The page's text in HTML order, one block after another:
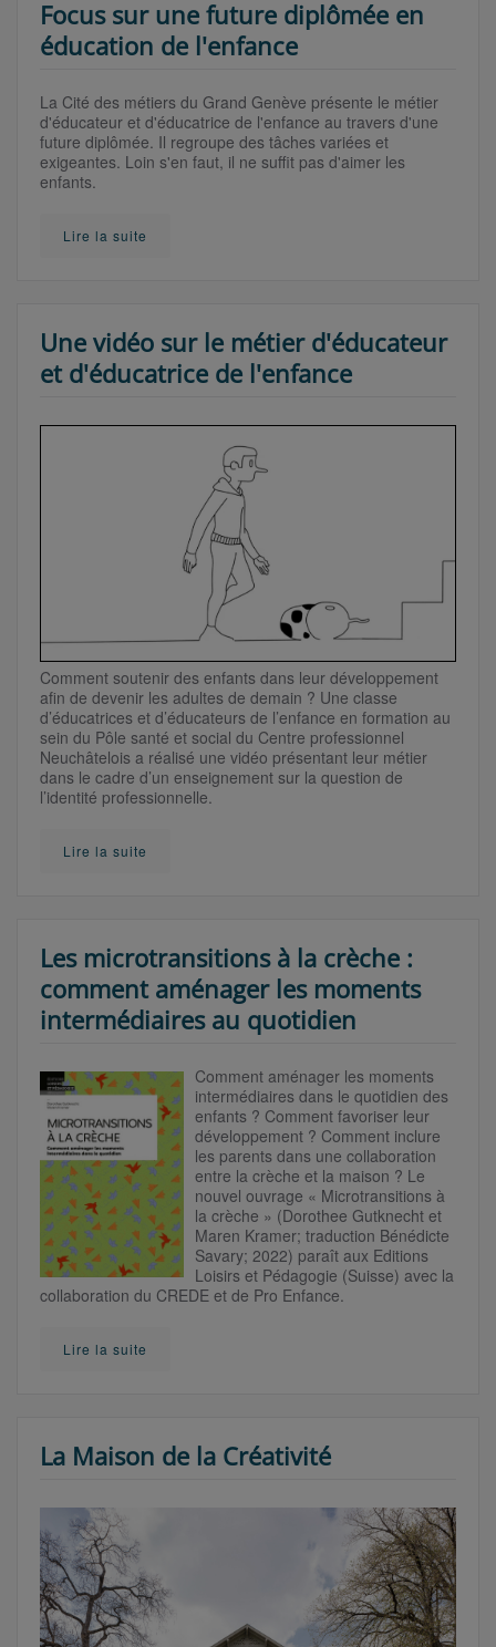
Focus sur une future diplômée en
éducation de l'enfance
La Cité des métiers du Grand Genève présente le métier
d'éducateur et d'éducatrice de l'enfance au travers d'une
future diplômée. Il regroupe des tâches variées et
exigeantes. Loin s'en faut, il ne suffit pas d'aimer les
enfants.
Lire la suite
Une vidéo sur le métier d'éducateur
et d'éducatrice de l'enfance
Comment soutenir des enfants dans leur développement
afin de devenir les adultes de demain ? Une classe
d’éducatrices et d’éducateurs de l’enfance en formation au
sein du Pôle santé et social du Centre professionnel
Neuchâtelois a réalisé une vidéo présentant leur métier
dans le cadre d’un enseignement sur la question de
l’identité professionnelle.
Lire la suite
Les microtransitions à la crèche :
comment aménager les moments
intermédiaires au quotidien
Comment aménager les moments
intermédiaires dans le quotidien des
enfants ? Comment favoriser leur
développement ? Comment inclure
les parents dans une collaboration
entre la crèche et la maison ? Le
nouvel ouvrage « Microtransitions à
la crèche » (Dorothee Gutknecht et
Maren Kramer; traduction Bénédicte
Savary; 2022) paraît aux Editions
Loisirs et Pédagogie (Suisse) avec la
collaboration du CREDE et de Pro Enfance.
Lire la suite
La Maison de la Créativité